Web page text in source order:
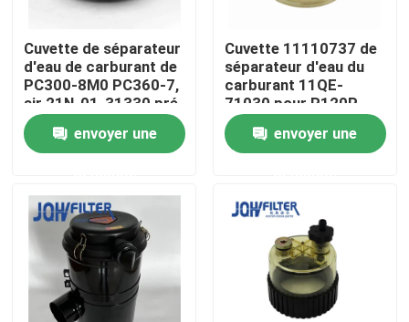
Contrôle de la qualité
Nous contacter
Nouvelles
Demandez un devis
Excavatrice Air Filter
Cuvette de séparateur
d'eau de carburant de
PC300-8M0 PC360-7,
air 21N-01-31330 pré
plus propre
envoyer une
Cuvette 11110737 de
séparateur d'eau du
carburant 11QE-
71030 pour R120P
11110683
envoyer une